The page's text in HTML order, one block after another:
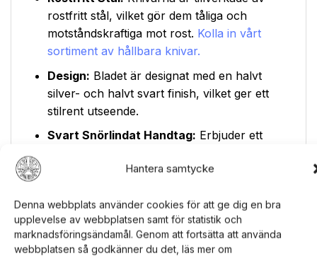
Hantera samtycke
Denna webbplats använder cookies för att ge dig en bra
upplevelse av webbplatsen samt för statistik och
marknadsföringsändamål. Genom att fortsätta att använda
webbplatsen så godkänner du det, läs mer om
rostfritt stål, vilket gör dem tåliga och
motståndskraftiga mot rost. Kolla in vårt
sortiment av hållbara knivar.
Design: Bladet är designat med en halvt
silver- och halvt svart finish, vilket ger ett
stilrent utseende.
Svart Snörlindat Handtag: Erbjuder ett
transport av knivarna.
Säkerhet och Användning